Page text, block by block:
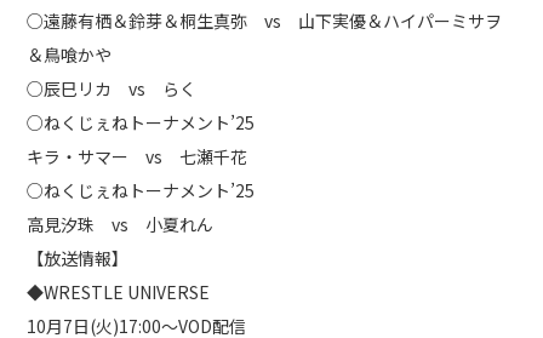
○遠藤有栖＆鈴芽＆桐生真弥 vs 山下実優＆ハイパーミサヲ
＆鳥喰かや
○辰巳リカ vs らく
○ねくじぇねトーナメント’25
キラ・サマー vs 七瀬千花
○ねくじぇねトーナメント’25
高見汐珠 vs 小夏れん
【放送情報】
◆WRESTLE UNIVERSE
10月7日(火)17:00～VOD配信